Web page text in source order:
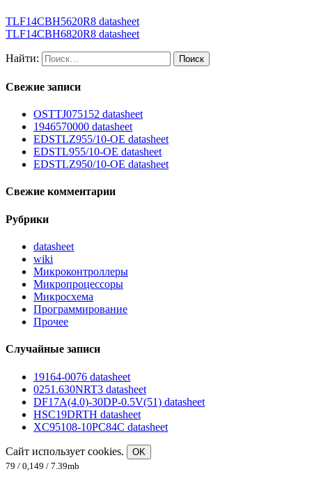
TLF14CBH5620R8 datasheet
TLF14CBH6820R8 datasheet
Найти:
Свежие записи
OSTTJ075152 datasheet
1946570000 datasheet
EDSTLZ955/10-OE datasheet
EDSTL955/10-OE datasheet
EDSTLZ950/10-OE datasheet
Свежие комментарии
Рубрики
datasheet
wiki
Микроконтроллеры
Микропроцессоры
Микросхема
Программирование
Прочее
Случайные записи
19164-0076 datasheet
0251.630NRT3 datasheet
DF17A(4.0)-30DP-0.5V(51) datasheet
HSC19DRTH datasheet
XC95108-10PC84C datasheet
Сайт использует cookies.
OK
79 / 0,149 / 7.39mb